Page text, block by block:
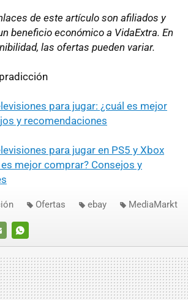
de este artículo son afiliados y
beneficio económico a VidaExtra. En
las ofertas pueden variar.
para jugar: ¿cuál es mejor
y recomendaciones
para jugar en PS5 y Xbox
es mejor comprar? Consejos y
WHATSAPP
Ofertas ebay MediaMarkt